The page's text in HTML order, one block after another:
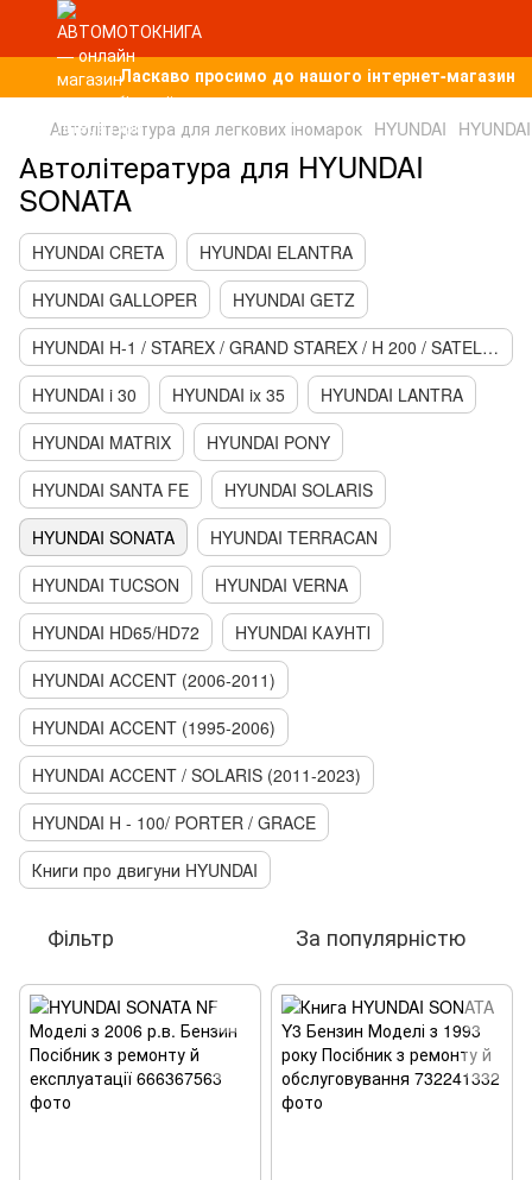
Ласкаво просимо до нашого інтернет-магазину,
Автолітература для легкових іномарок HYUNDAI
Автолітература для HYUNDAI
SONATA
HYUNDAI CRETA
HYUNDAI ELANTRA
HYUNDAI GALLOPER
HYUNDAI GETZ
HYUNDAI H-1 / STAREX / GRAND STAREX / H 200 / SATELITE
HYUNDAI i 30
HYUNDAI ix 35
HYUNDAI LANTRA
HYUNDAI MATRIX
HYUNDAI PONY
HYUNDAI SANTA FE
HYUNDAI SOLARIS
HYUNDAI SONATA
HYUNDAI TERRACAN
HYUNDAI TUCSON
HYUNDAI VERNA
HYUNDAI HD65/HD72
HYUNDAI КАУНТІ
HYUNDAI ACCENT (2006-2011)
HYUNDAI ACCENT (1995-2006)
HYUNDAI ACCENT / SOLARIS (2011-2023)
HYUNDAI H - 100/ PORTER / GRACE
Книги про двигуни HYUNDAI
Фільтр За популярністю